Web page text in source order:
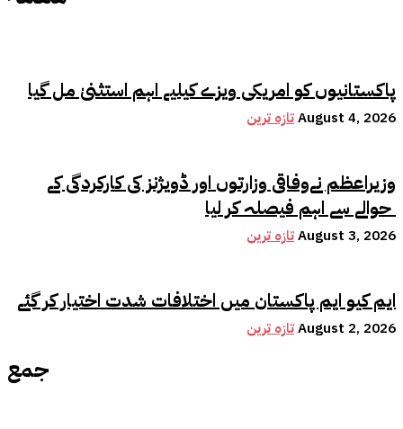
پاکستانیوں کو امریکی ویزے کیلیے اہم استثنیٰ مل گیا
تازہ ترینAugust 4, 2026
وزیراعظم نےوفاقی وزارتوں اور ڈویژنز کی کارکردگی کے
تازہ ترینAugust 3, 2026
ایم کیو ایم پاکستان میں اختلافات شدت اختیار کر گئے
تازہ ترینAugust 2, 2026
جمع